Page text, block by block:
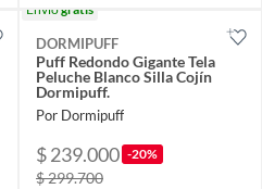
Envíogratis
DORMIPUFF
Puff Redondo Gigante Tela
Peluche Blanco Silla Cojín
Dormipuff.
Por Dormipuff
$ 239.000 -20%
$ 299.700